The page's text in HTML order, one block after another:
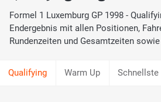
Formel 1 Luxemburg GP 1998 -
Endergebnis mit allen Positionen,
Rundenzeiten und Gesamtzeiten
Warm Up Schnellste